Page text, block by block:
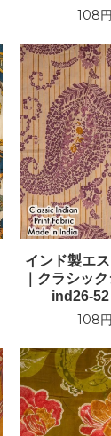
108円
インド製エ
｜クラシッ
ind26-
108円